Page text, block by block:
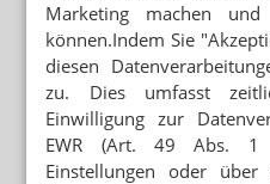
Marketing machen
können.Indem Sie
diesen
zu. Dies umfasst
Einwilligung zur
EWR (Art. 49 Abs. 1
Einstellungen oder über
WIE HERSTELLER DIE
Arzneimittel bei Hitze:
FEHLERMELDUNG
„Zerstört“ laut